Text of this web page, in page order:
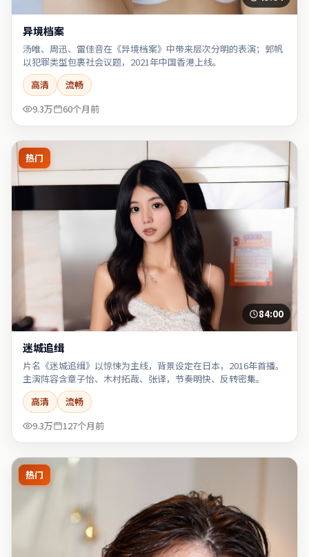
异境档案
汤唯、周迅、雷佳音在《异境档案》中带来层次分明的表演；郭帆
以犯罪类型包裹社会议题，2021年中国香港上线。
高清
流畅
9.3万
60个月前
热门
84:00
迷城追缉
片名《迷城追缉》以惊悚为主线，背景设定在日本，2016年首播。
主演阵容含章子怡、木村拓哉、张译，节奏明快、反转密集。
高清
流畅
9.3万
127个月前
热门